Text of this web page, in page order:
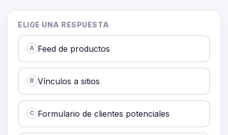
ELIGE UNA RESPUESTA
A Feed de productos
B Vínculos a sitios
C Formulario de clientes potenciales